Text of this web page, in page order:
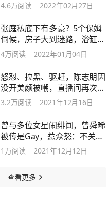
4.6万阅读 2022年02月27日
张庭私底下有多豪？5个保姆
伺候，房子大到迷路，浴缸2
小时放不满
4万阅读 2022年01月04日
怒怼、拉黑、驱赶，陈志朋因
没开美颜被嘲，直播间再次激
发众怒
3.2万阅读 2021年12月16日
曾与多位女星闹绯闻，曾舜晞
被传是Gay，惹众怒：不关你
事
1万阅读 2021年12月12日
查看更多